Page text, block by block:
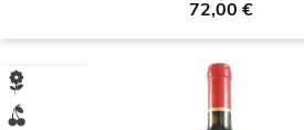
Prezzo
72,00 €